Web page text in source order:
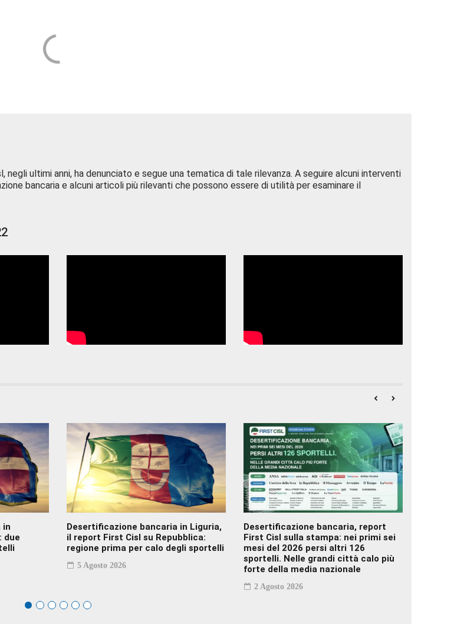
ultimi anni, ha denunciato e segue una tematica di tale rilevanza. A seguire alcuni interventi
bancaria e alcuni articoli più rilevanti che possono essere di utilità per esaminare il
in
due
Desertificazione bancaria in Liguria,
il report First Cisl su Repubblica:
regione prima per calo degli sportelli
5 Agosto 2026
Desertificazione bancaria, report
First Cisl sulla stampa: nei primi sei
mesi del 2026 persi altri 126
sportelli. Nelle grandi città calo più
forte della media nazionale
2 Agosto 2026